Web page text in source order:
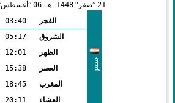
21 صفر 1448 هـ 06 أغسطس
مصر
الفجر
03:40
الشروق
05:17
الظهر
12:01
العصر
15:38
المغرب
18:45
العشاء
20:11